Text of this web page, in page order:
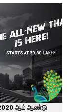
2020 ஆம் ஆண்டு